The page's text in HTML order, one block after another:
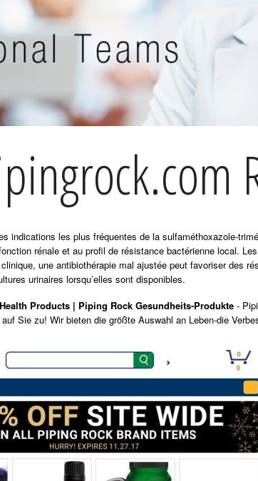
indications les plus fréquentes de la sulfaméthoxazole-
rénale et au profil de résistance bactérienne local.
une antibiothérapie mal ajustée peut favoriser des
urinaires lorsqu’elles sont disponibles.
Products | Piping Rock Gesundheits-Produkte -
Sie zu! Wir bieten die größte Auswahl an Leben-die